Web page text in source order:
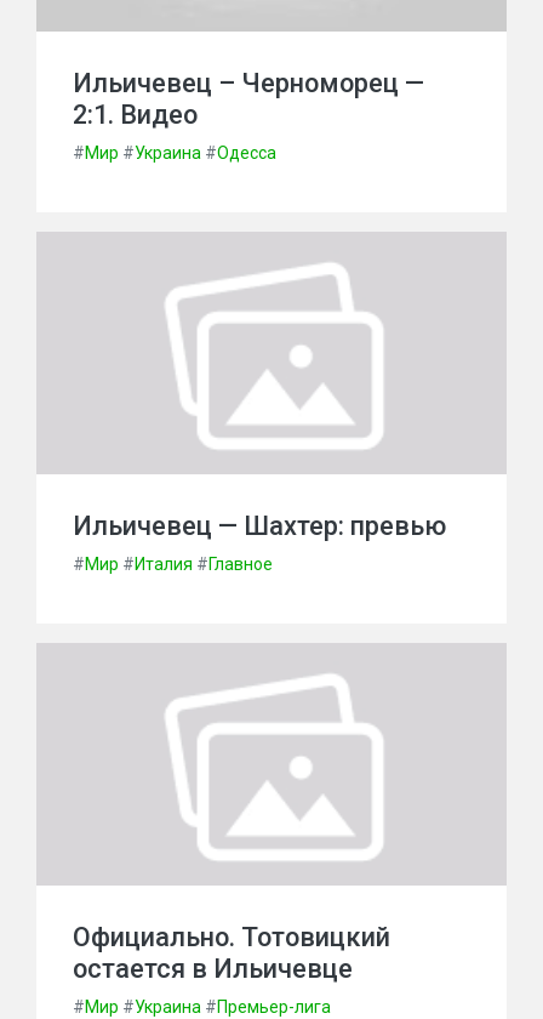
Ильичевец – Черноморец —
2:1. Видео
#Мир #Украина #Одесса
Ильичевец — Шахтер: превью
#Мир #Италия #Главное
Официально. Тотовицкий
остается в Ильичевце
#Мир #Украина #Премьер-лига